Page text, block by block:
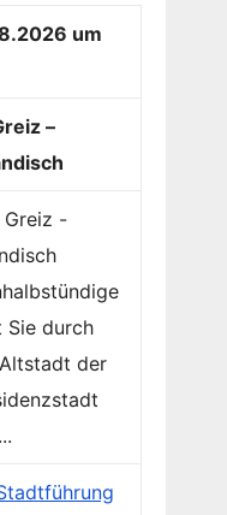
um
–
Sie durch
der